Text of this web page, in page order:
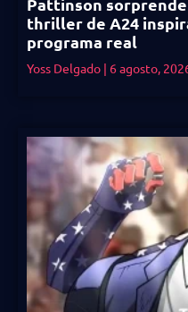
Pattinson
thriller de A24
programa real
Yoss Delgado 6 agosto,